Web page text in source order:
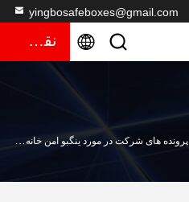
yingbosafeboxes@gmail.com
نقل قول
پرونده های شرکت در مورد ينگبو امن خانه امن سايز خاص سفارشي